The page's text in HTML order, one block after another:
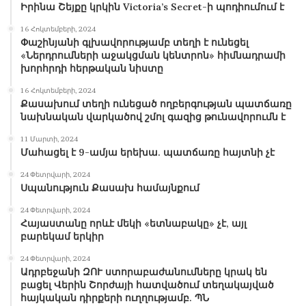
Այսինքն՝ եթե, օրինակ, նոր կառուցվող թաղամաս է
ծրագրով իրականացնում ենք գազաֆիկացումը:
Կոնկրետ ցուցանիշների հետ կապված՝ կարող եմ
փաստել հետևյալը՝ նոր տնօրեն – նոր
աշխատանքային պահանջներ, նոր մոտեցում
աշխատանքին, աշխատաոճի փոփոխություն:
Այսօր մեզ համար գերխնդիր է նախևառաջ
առավելագույնը անխափան
Ձեր կողմից սպասարկվող
ծրագրերում նոր գազաֆիկացում նախատեսվա՞ծ
Իրինա Շեյքը կրկին Victoria’s Secret-ի պոդիումում է
16 Հոկտեմբերի, 2024
Փաշինյանի գլխավորությամբ տեղի է ունեցել
«Ներդրումների աջակցման կենտրոն» հիմնադրամի
խորհրդի հերթական նիստը
16 Հոկտեմբերի, 2024
Քասախում տեղի ունեցած ողբերգության պատճառը
նախնական վարկածով շմոլ գազից թունավորումն է
11 Մարտի, 2024
Մահացել է 9-ամյա երեխա. պատճառը հայտնի չէ
24 Փետրվարի, 2024
Սպանություն Քասախ համայնքում
24 Փետրվարի, 2024
Հայաստանը որևէ մեկի «ետնաբակը» չէ, այլ
բարեկամ երկիր
24 Փետրվարի, 2024
Ադրբեջանի ԶՈՒ ստորաբաժանումները կրակ են
բացել Վերին Շորժայի հատվածում տեղակայված
հայկական դիրքերի ուղղությամբ. ՊՆ